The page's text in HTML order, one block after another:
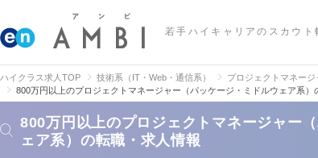
若手ハイキャリアのスカウト
ハイクラス求人TOP 技術系（IT・Web・通信系）
プロジェクトマネージ
800万円以上のプロジェクトマネージャー（パッケージ・ミドルウェア系）
800万円以上のプロジェクトマネージャー
ェア系）の転職・求人情報